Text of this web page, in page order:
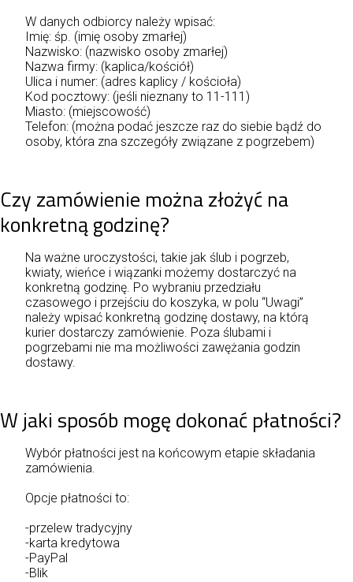
W danych odbiorcy należy wpisać:
Imię: śp. (imię osoby zmarłej)
Nazwisko: (nazwisko osoby zmarłej)
Nazwa firmy: (kaplica/kościół)
Ulica i numer: (adres kaplicy / kościoła)
Kod pocztowy: (jeśli nieznany to 11-111)
Miasto: (miejscowość)
Telefon: (można podać jeszcze raz do siebie bądź do
osoby, która zna szczegóły związane z pogrzebem)
Czy zamówienie można złożyć na
konkretną godzinę?
Na ważne uroczystości, takie jak ślub i pogrzeb,
kwiaty, wieńce i wiązanki możemy dostarczyć na
konkretną godzinę. Po wybraniu przedziału
czasowego i przejściu do koszyka, w polu “Uwagi”
należy wpisać konkretną godzinę dostawy, na którą
kurier dostarczy zamówienie. Poza ślubami i
pogrzebami nie ma możliwości zawężania godzin
dostawy.
W jaki sposób mogę dokonać płatności?
Wybór płatności jest na końcowym etapie składania
zamówienia.
Opcje płatności to:
-przelew tradycyjny
-karta kredytowa
-PayPal
-Blik